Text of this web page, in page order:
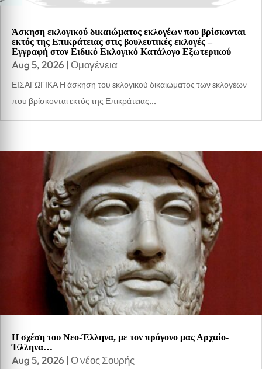
Άσκηση εκλογικού δικαιώματος εκλογέων που βρίσκονται
εκτός της Επικράτειας στις βουλευτικές εκλογές –
Εγγραφή στον Ειδικό Εκλογικό Κατάλογο Εξωτερικού
Aug 5, 2026 |Ομογένεια
ΕΙΣΑΓΩΓΙΚΑ Η άσκηση του εκλογικού δικαιώματος των εκλογέων
που βρίσκονται εκτός της Επικράτειας...
Η σχέση του Νεο-Έλληνα, με τον πρόγονο μας Αρχαίο-
Έλληνα…
Aug 5, 2026 |Ο νέος Σουρής